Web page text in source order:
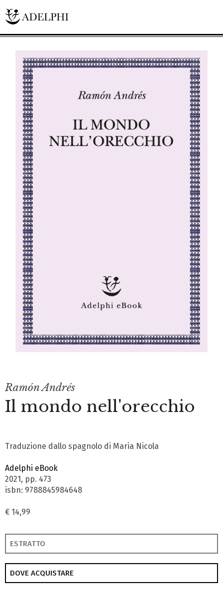
Ramón Andrés
Il mondo nell'orecchio
Traduzione dallo spagnolo di Maria Nicola
Adelphi eBook
2021, pp. 473
isbn: 9788845984648
€ 14,99
ESTRATTO
DOVE ACQUISTARE